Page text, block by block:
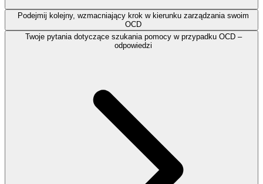
Podejmij kolejny, wzmacniający krok w kierunku zarządzania swoim
OCD
Twoje pytania dotyczące szukania pomocy w przypadku OCD –
odpowiedzi